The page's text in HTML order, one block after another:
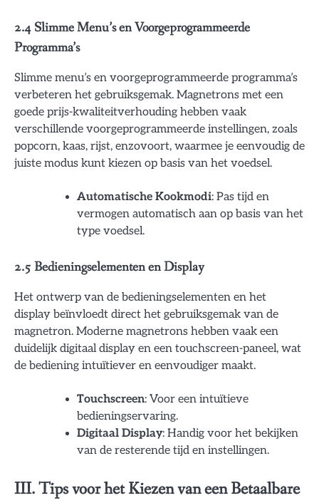
2.4 Slimme Menu’s en Voorgeprogrammeerde
Programma’s
Slimme menu’s en voorgeprogrammeerde programma’s
verbeteren het gebruiksgemak. Magnetrons met een
goede prijs-kwaliteitverhouding hebben vaak
verschillende voorgeprogrammeerde instellingen, zoals
popcorn, kaas, rijst, enzovoort, waarmee je eenvoudig de
juiste modus kunt kiezen op basis van het voedsel.
Automatische Kookmodi: Pas tijd en
vermogen automatisch aan op basis van het
type voedsel.
2.5 Bedieningselementen en Display
Het ontwerp van de bedieningselementen en het
display beïnvloedt direct het gebruiksgemak van de
magnetron. Moderne magnetrons hebben vaak een
duidelijk digitaal display en een touchscreen-paneel, wat
de bediening intuïtiever en eenvoudiger maakt.
Touchscreen: Voor een intuïtieve
bedieningservaring.
Digitaal Display: Handig voor het bekijken
van de resterende tijd en instellingen.
III. Tips voor het Kiezen van een Betaalbare